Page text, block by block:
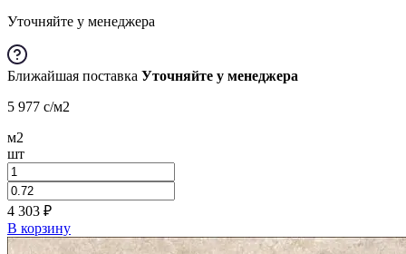
Уточняйте у менеджера
Ближайшая поставка Уточняйте у менеджера
5 977 c/м2
м2
шт
4 303 ₽
В корзину